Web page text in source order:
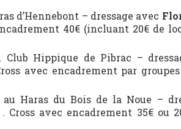
d’Hennebont – dressage avec
40€ (incluant 20€ de
Hippique de Pibrac –
avec encadrement par
Haras du Bois de la Noue –
. Cross avec encadrement 35€ ou